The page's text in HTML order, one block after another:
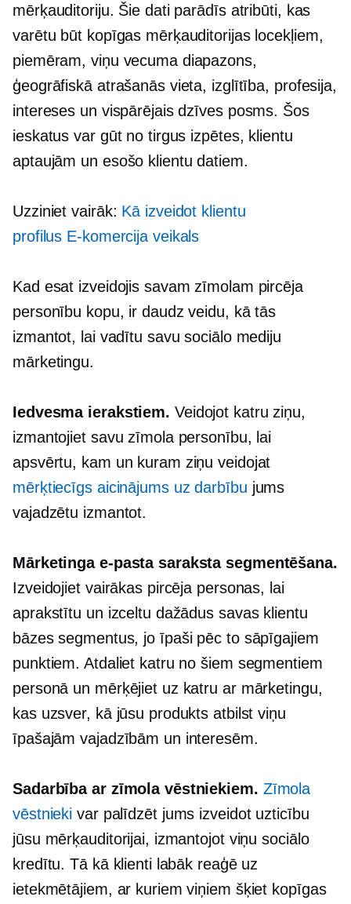
mērķauditoriju. Šie dati parādīs atribūti, kas
varētu būt kopīgas mērķauditorijas locekļiem,
piemēram, viņu vecuma diapazons,
ģeogrāfiskā atrašanās vieta, izglītība, profesija,
intereses un vispārējais dzīves posms. Šos
ieskatus var gūt no tirgus izpētes, klientu
aptaujām un esošo klientu datiem.
Uzziniet vairāk: Kā izveidot klientu
profilus E-komercija veikals
Kad esat izveidojis savam zīmolam pircēja
personību kopu, ir daudz veidu, kā tās
izmantot, lai vadītu savu sociālo mediju
mārketingu.
Iedvesma ierakstiem. Veidojot katru ziņu,
izmantojiet savu zīmola personību, lai
apsvērtu, kam un kuram ziņu veidojat
mērķtiecīgs aicinājums uz darbību jums
vajadzētu izmantot.
Mārketinga e-pasta saraksta segmentēšana.
Izveidojiet vairākas pircēja personas, lai
aprakstītu un izceltu dažādus savas klientu
bāzes segmentus, jo īpaši pēc to sāpīgajiem
punktiem. Atdaliet katru no šiem segmentiem
personā un mērķējiet uz katru ar mārketingu,
kas uzsver, kā jūsu produkts atbilst viņu
īpašajām vajadzībām un interesēm.
Sadarbība ar zīmola vēstniekiem. Zīmola
vēstnieki var palīdzēt jums izveidot uzticību
jūsu mērķauditorijai, izmantojot viņu sociālo
kredītu. Tā kā klienti labāk reaģē uz
ietekmētājiem, ar kuriem viņiem šķiet kopīgas